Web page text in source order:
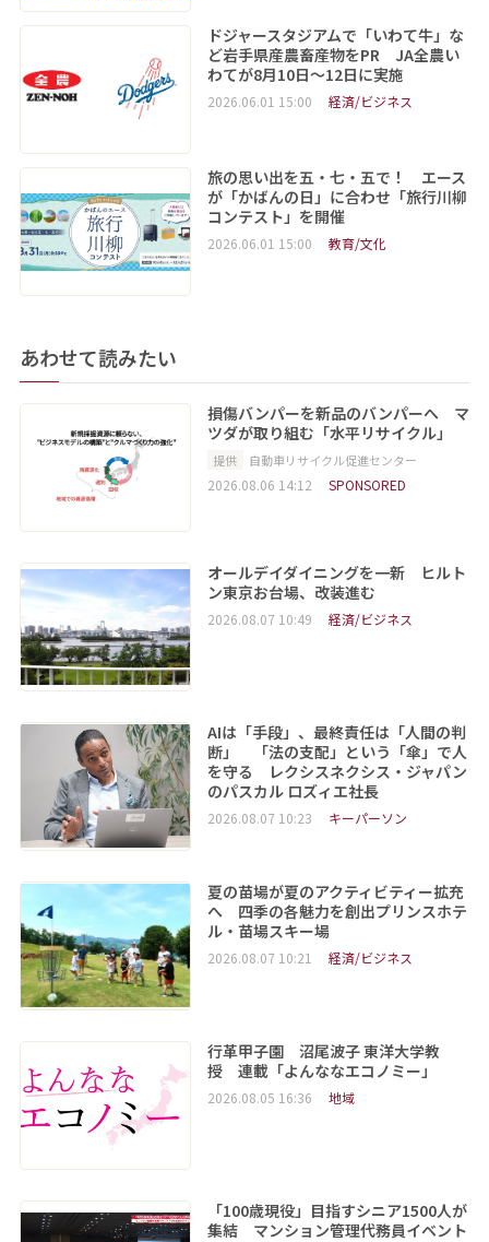
ドジャースタジアムで「いわて牛」な
ど岩手県産農畜産物をPR JA全農い
わてが8月10日～12日に実施
2026.06.01 15:00 経済/ビジネス
旅の思い出を五・七・五で！ エース
が「かばんの日」に合わせ「旅行川柳
コンテスト」を開催
2026.06.01 15:00 教育/文化
あわせて読みたい
損傷バンパーを新品のバンパーへ マ
ツダが取り組む「水平リサイクル」
提供 自動車リサイクル促進センター
2026.08.06 14:12 SPONSORED
オールデイダイニングを一新 ヒルト
ン東京お台場、改装進む
2026.08.07 10:49 経済/ビジネス
AIは「手段」、最終責任は「人間の判
断」 「法の支配」という「傘」で人
を守る レクシスネクシス・ジャパン
のパスカル ロズィエ社長
2026.08.07 10:23 キーパーソン
夏の苗場が夏のアクティビティー拡充
へ 四季の各魅力を創出プリンスホテ
ル・苗場スキー場
2026.08.07 10:21 経済/ビジネス
行革甲子園 沼尾波子 東洋大学教
授 連載「よんななエコノミー」
2026.08.05 16:36 地域
「100歳現役」目指すシニア1500人が
集結 マンション管理代務員イベント